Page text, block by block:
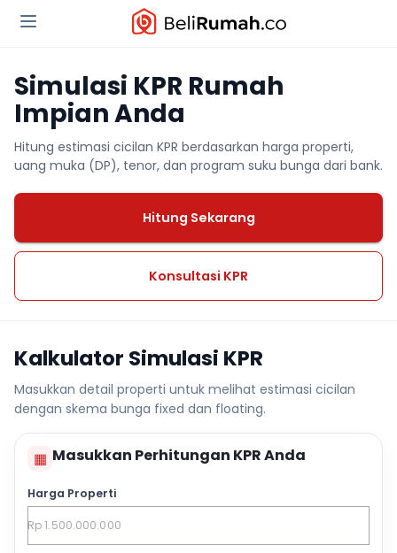
Simulasi KPR Rumah
Impian Anda
Hitung estimasi cicilan KPR berdasarkan harga properti,
uang muka (DP), tenor, dan program suku bunga dari bank.
Hitung Sekarang
Konsultasi KPR
Kalkulator Simulasi KPR
Masukkan detail properti untuk melihat estimasi cicilan
dengan skema bunga fixed dan floating.
▦ Masukkan Perhitungan KPR Anda
Harga Properti